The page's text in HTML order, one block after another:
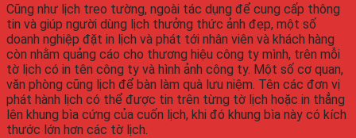
Cũng như lịch treo tường, ngoài tác dụng để cung cấp thông
tin và giúp người dùng lịch thưởng thức ảnh đẹp, một số
doanh nghiệp đặt in lịch và phát tới nhân viên và khách hàng
còn nhằm quảng cáo cho thương hiệu công ty mình, trên mỗi
tờ lịch có in tên công ty và hình ảnh công ty. Một số cơ quan,
văn phòng cũng lịch để bàn làm quà lưu niệm. Tên các đơn vị
phát hành lịch có thể được tin trên từng tờ lịch hoặc in thẳng
lên khung bìa cứng của cuốn lịch, khi đó khung bìa này có kích
thước lớn hơn các tờ lịch.